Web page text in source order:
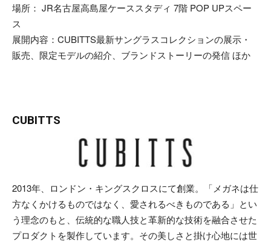
場所： JR名古屋高島屋ケーススタディ 7階 POP UPスペー
ス
展開内容：CUBITTS最新サングラスコレクションの展示・
販売、限定モデルの紹介、ブランドストーリーの発信 ほか
CUBITTS
2013年、ロンドン・キングスクロスにて創業。「メガネは仕
方なくかけるものではなく、愛されるべきものである」とい
う理念のもと、伝統的な職人技と革新的な技術を融合させた
プロダクトを製作しています。その美しさと掛け心地には世